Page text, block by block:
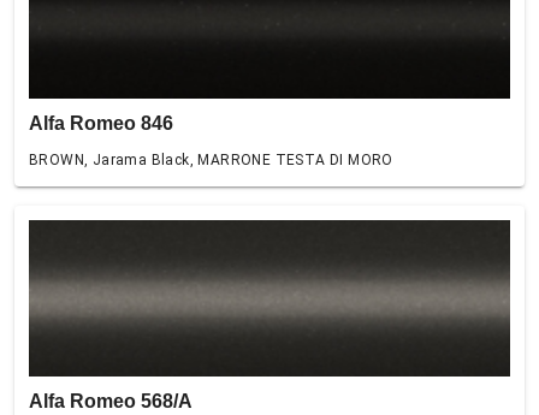
Alfa Romeo 846
BROWN, Jarama Black, MARRONE TESTA DI MORO
Alfa Romeo 568/A